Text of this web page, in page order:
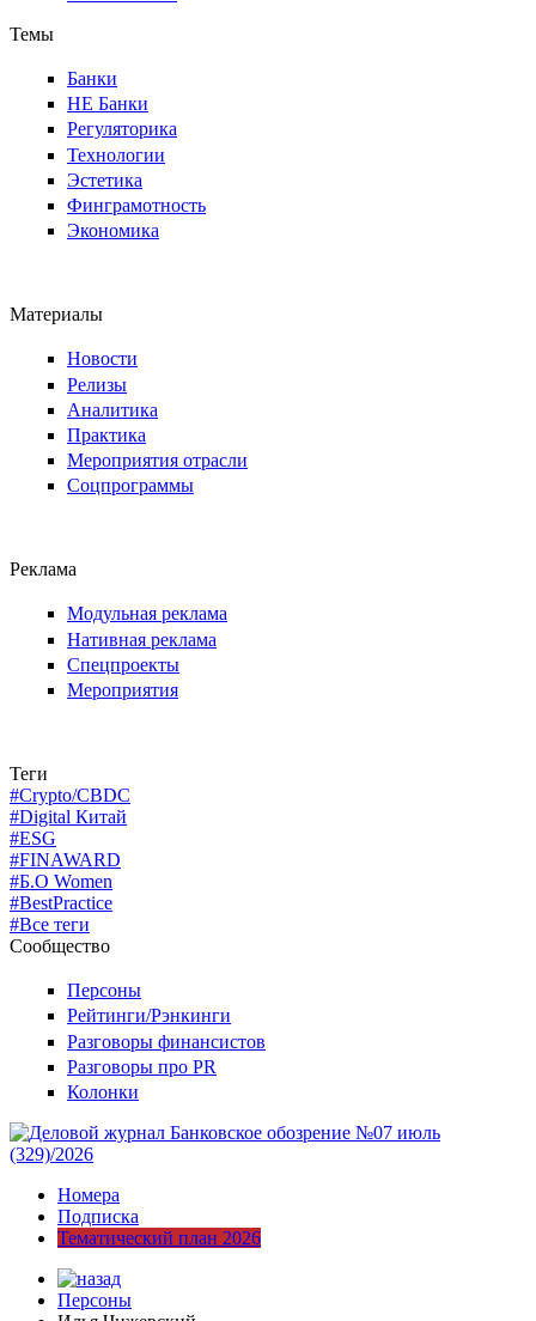
Темы
Банки
НЕ Банки
Регуляторика
Технологии
Эстетика
Финграмотность
Экономика
Материалы
Новости
Релизы
Аналитика
Практика
Мероприятия отрасли
Соцпрограммы
Реклама
Модульная реклама
Нативная реклама
Спецпроекты
Мероприятия
Теги
#Crypto/CBDC
#Digital Китай
#ESG
#FINAWARD
#Б.О Women
#BestPractice
#Все теги
Сообщество
Персоны
Рейтинги/Рэнкинги
Разговоры финансистов
Разговоры про PR
Колонки
Номера
Подписка
Тематический план 2026
Персоны